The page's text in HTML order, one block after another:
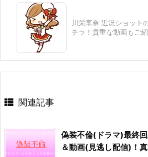
川栄李奈 近況ショット
チラ！貴重な動画もご紹
関連記事
偽装不倫(ドラマ)最終
＆動画(見逃し配信)！